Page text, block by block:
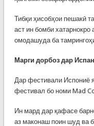
Тибқи ҳисобҳои пешакӣ
аст ин бомби
омодашуда ба
Марги дорбоз дар
Дар фестивали Испониё
фестивал бо номи Mad
Ин мард дар қафасе
аз маконаш поин шуд ва